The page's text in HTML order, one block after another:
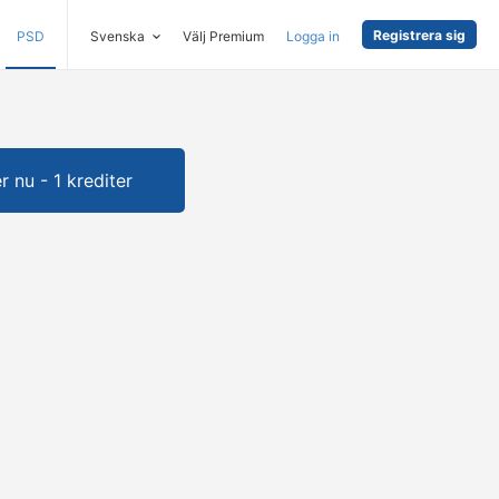
PSD Svenska Välj Premium Logga in Registrera sig
nu - 1 krediter